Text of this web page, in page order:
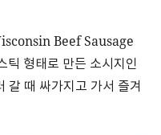
Beef Sausage
틱 형태로 만든 소시지인
갈 때 싸가지고 가서 즐겨